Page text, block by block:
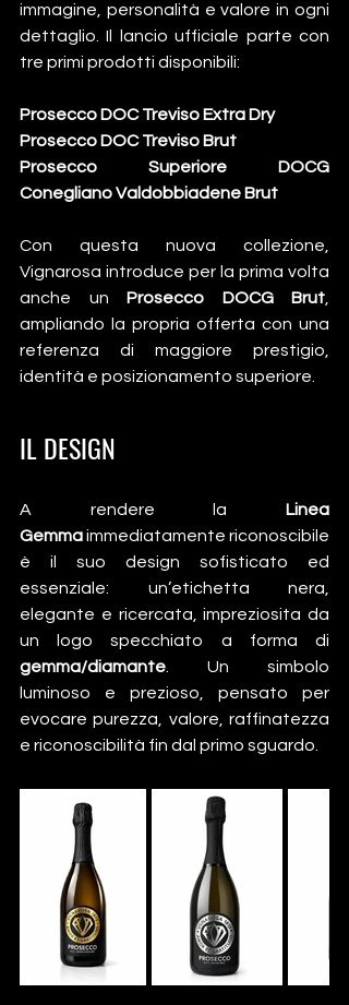
immagine, personalità e valore in ogni
dettaglio. Il lancio ufficiale parte con
tre primi prodotti disponibili:
Prosecco DOC Treviso Extra Dry
Prosecco DOC Treviso Brut
Prosecco Superiore DOCG
Conegliano Valdobbiadene Brut
Con questa nuova collezione,
Vignarosa introduce per la prima volta
anche un Prosecco DOCG Brut,
ampliando la propria offerta con una
referenza di maggiore prestigio,
identità e posizionamento superiore.
IL DESIGN
A rendere la Linea
Gemma immediatamente riconoscibile
è il suo design sofisticato ed
essenziale: un’etichetta nera,
elegante e ricercata, impreziosita da
gemma/diamante. Un simbolo
luminoso e prezioso, pensato per
evocare purezza, valore, raffinatezza
e riconoscibilità fin dal primo sguardo.